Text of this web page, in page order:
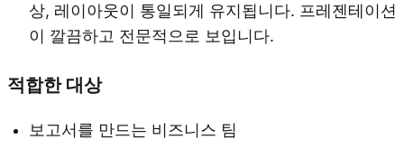
상, 레이아웃이 통일되게 유지됩니다. 프레젠테이션
이 깔끔하고 전문적으로 보입니다.
적합한 대상
보고서를 만드는 비즈니스 팀